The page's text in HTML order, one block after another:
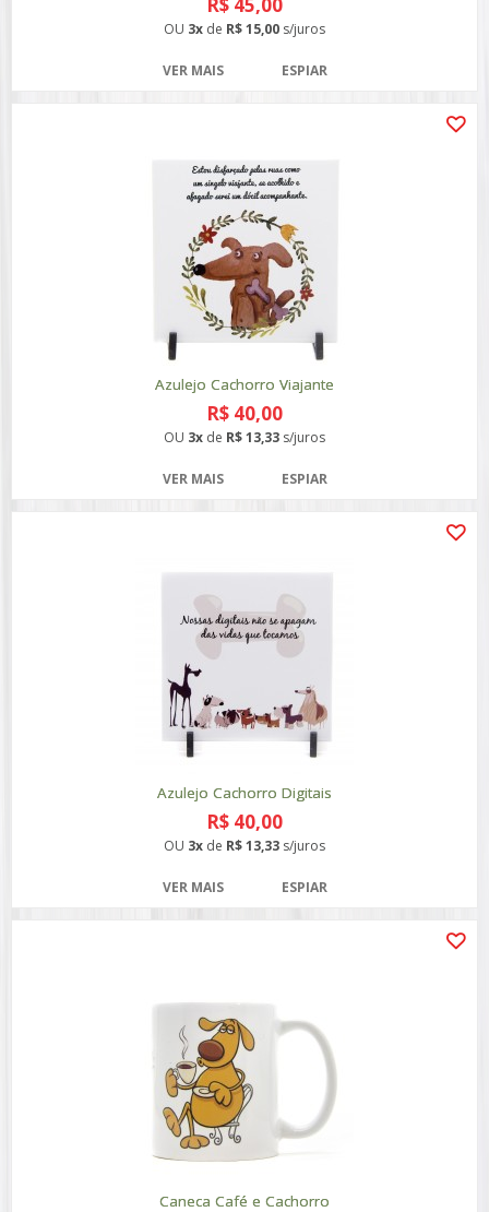
OU 3x de R$ 15,00 s/juros
VER MAIS ESPIAR
Azulejo Cachorro Viajante
R$ 40,00
OU 3x de R$ 13,33 s/juros
VER MAIS ESPIAR
Azulejo Cachorro Digitais
R$ 40,00
OU 3x de R$ 13,33 s/juros
VER MAIS ESPIAR
Caneca Café e Cachorro